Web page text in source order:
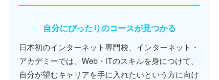
自分にぴったりのコースが見つかる
日本初のインターネット専門校、インターネット・
アカデミーでは、Web・ITのスキルを身につけて、
自分が望むキャリアを手に入れたいという方に向け